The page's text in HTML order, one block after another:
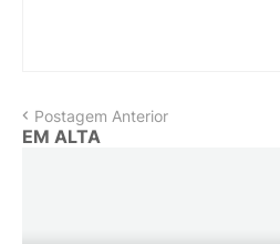
Postagem Anterior
EM ALTA